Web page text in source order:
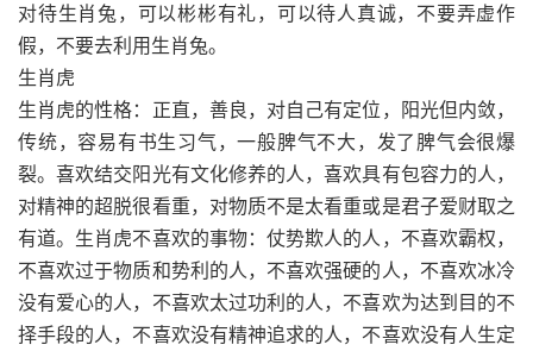
对待生肖兔，可以彬彬有礼，可以待人真诚，不要弄虚作
假，不要去利用生肖兔。
生肖虎
生肖虎的性格：正直，善良，对自己有定位，阳光但内敛，
传统，容易有书生习气，一般脾气不大，发了脾气会很爆
裂。喜欢结交阳光有文化修养的人，喜欢具有包容力的人，
对精神的超脱很看重，对物质不是太看重或是君子爱财取之
有道。生肖虎不喜欢的事物：仗势欺人的人，不喜欢霸权，
不喜欢过于物质和势利的人，不喜欢强硬的人，不喜欢冰冷
没有爱心的人，不喜欢太过功利的人，不喜欢为达到目的不
择手段的人，不喜欢没有精神追求的人，不喜欢没有人生定